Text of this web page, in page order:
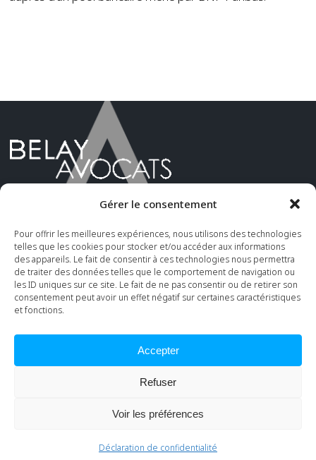
Gérer le consentement
Pour offrir les meilleures expériences, nous utilisons des technologies
telles que les cookies pour stocker et/ou accéder aux informations
des appareils. Le fait de consentir à ces technologies nous permettra
de traiter des données telles que le comportement de navigation ou
les ID uniques sur ce site. Le fait de ne pas consentir ou de retirer son
consentement peut avoir un effet négatif sur certaines caractéristiques
et fonctions.
Accepter
Refuser
Voir les préférences
Déclaration de confidentialité
Belay Avocats
74 boulevard Haussmann – 75008 Paris
contact@belay-avocats.com
Mentions légales|Politique de confidentialité
© 2026 Belay Avocats.